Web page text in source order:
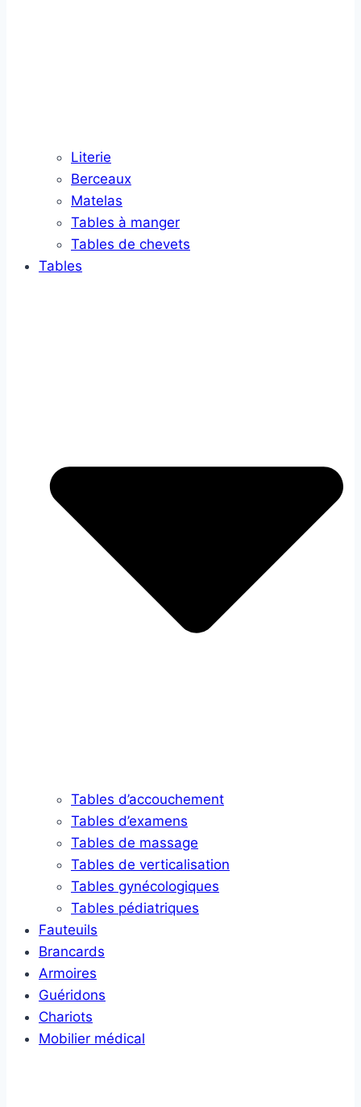
Literie
Berceaux
Matelas
Tables à manger
Tables de chevets
Tables
Tables d’accouchement
Tables d’examens
Tables de massage
Tables de verticalisation
Tables gynécologiques
Tables pédiatriques
Fauteuils
Brancards
Armoires
Guéridons
Chariots
Mobilier médical